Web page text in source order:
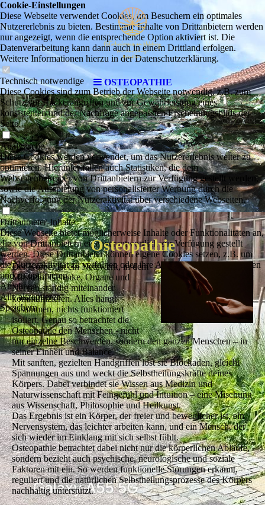
OSTEOPATHIE
Osteopathie
Der Körper ist ein Netzwerk, in dem
Muskeln, Gelenke, Organe und
Nerven ständig miteinander
kommunizieren. Alles hängt
zusammen, nichts funktioniert
isoliert. Genau so betrachtet die
Osteopathie den Menschen - nicht
nur einzelne Beschwerden, sondern den ganzen Menschen – in
seiner Einheit und Balance.
Mit sanften, gezielten Handgriffen löst sie Blockaden, gleicht
Spannungen aus und weckt die Selbstheilungskräfte deines
Körpers. Dabei verbindet sie Wissen aus Medizin und
Naturwissenschaft mit Feingefühl und Intuition – eine Mischung
aus Wissenschaft, Philosophie und Heilkunst.
Das Ergebnis ist ein Körper, der freier und beweglicher ist, ein
Nervensystem, das leichter arbeiten kann, und ein Mensch, der
sich wieder im Einklang mit sich selbst fühlt.
Osteopathie betrachtet dabei nicht nur die körperlichen Abläufe,
sondern bezieht auch psychische, neurologische und soziale
Faktoren mit ein. So werden funktionelle Störungen erkannt,
reguliert und die natürlichen Selbstheilungsprozesse des Körpers
nachhaltig unterstützt.
Cookie-Einstellungen
Diese Webseite verwendet Cookies, um Besuchern ein optimales
Nutzererlebnis zu bieten. Bestimmte Inhalte von Drittanbietern werden
nur angezeigt, wenn die entsprechende Option aktiviert ist. Die
Datenverarbeitung kann dann auch in einem Drittland erfolgen.
Weitere Informationen hierzu in der Datenschutzerklärung.
Technisch notwendige
Diese Cookies sind zum Betrieb der Webseite notwendig, z.B. zum
Schutz vor Hackerangriffen und zur Gewährleistung eines
konsistenten und der Nachfrage angepassten Erscheinungsbilds der
Seite.
Analytische
Diese Cookies werden verwendet, um das Nutzererlebnis weiter zu
optimieren. Hierunter fallen auch Statistiken, die dem
Webseitenbetreiber von Drittanbietern zur Verfügung gestellt werden,
sowie die Ausspielung von personalisierter Werbung durch die
Nachverfolgung der Nutzeraktivität über verschiedene Webseiten.
Drittanbieter-Inhalte
Diese Webseite bietet möglicherweise Inhalte oder Funktionalitäten an,
die von Drittanbietern eigenverantwortlich zur Verfügung gestellt
werden. Diese Drittanbieter können eigene Cookies setzen, z.B. um
die Nutzeraktivität zu verfolgen oder ihre Angebote zu personalisieren
und zu optimieren.
Ablehnen
Alle akzeptieren
Speichern